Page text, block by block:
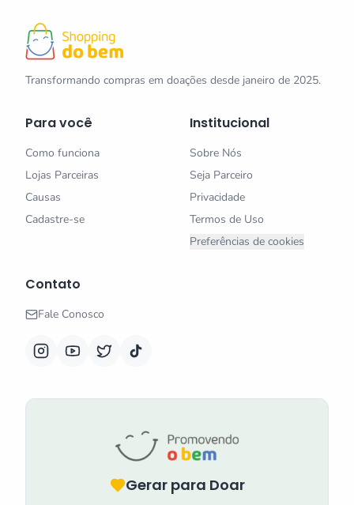
Transformando compras em doações desde janeiro de 2025.
Para você
Como funciona
Lojas Parceiras
Causas
Cadastre-se
Institucional
Sobre Nós
Seja Parceiro
Privacidade
Termos de Uso
Preferências de cookies
Contato
Fale Conosco
Gerar para Doar